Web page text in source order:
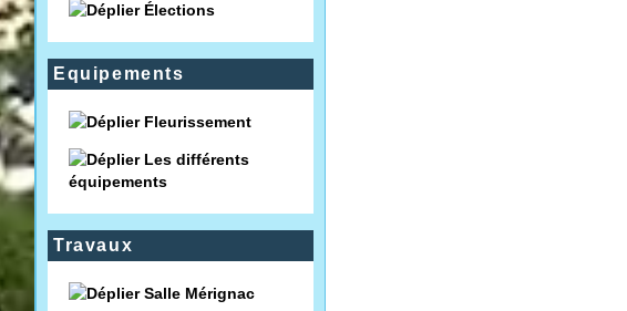
Élections
Equipements
Fleurissement
Les différents
équipements
Travaux
Salle Mérignac